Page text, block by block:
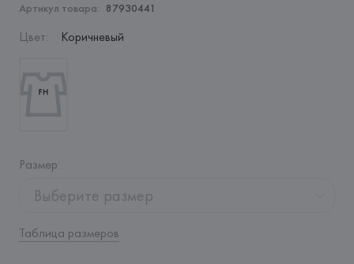
Артикул товара: 87930441
Цвет: Коричневый
Размер:
Выберите размер
Таблица размеров